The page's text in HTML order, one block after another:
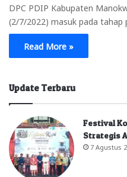
DPC PDIP Kabupaten
(2/7/2022) masuk pada tahap
Read More »
Update Terbaru
Festival
Strategis
7 Agustus